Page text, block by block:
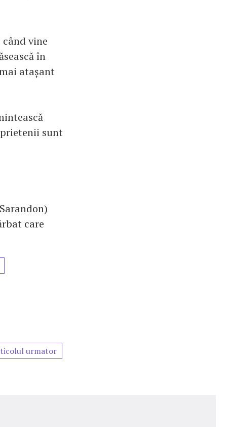
vine
în
atașant
sunt
care
urmator